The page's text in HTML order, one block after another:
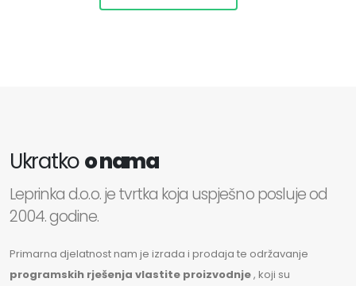
Ukratkoo nama
Leprinka d.o.o. je tvrtka koja uspješno posluje od
2004. godine.
Primarna djelatnost nam je izrada i prodaja te održavanje
programskih rješenja vlastite proizvodnje, koji su